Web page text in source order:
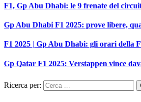
F1, Gp Abu Dhabi: le 9 frenate del
Gp Abu Dhabi F1 2025: prove libere,
F1 2025 | Gp Abu Dhabi: gli orari della
Gp Qatar F1 2025: Verstappen vince
Ricerca per: